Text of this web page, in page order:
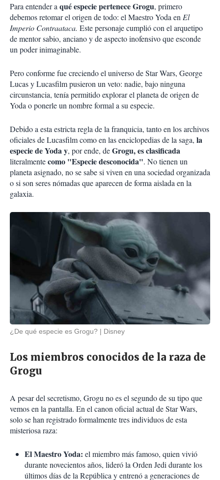
Para entender aqué especie pertenece Grogu, primero
debemos retomar el origen de todo: el Maestro Yoda enEl
Imperio Contraataca. Este personaje cumplió con el arquetipo
de mentor sabio, anciano y de aspecto inofensivo que esconde
un poder inimaginable.
Pero conforme fue creciendo el universo de Star Wars, George
Lucas y Lucasfilm pusieron un veto: nadie, bajo ninguna
circunstancia, tenía permitido explorar el planeta de origen de
Yoda o ponerle un nombre formal a su especie.
Debido a esta estricta regla de la franquicia, tanto en los archivos
oficiales de Lucasfilm como en las enciclopedias de la saga, la
especie de Yoda y, por ende, deGrogu, es clasificada
literalmentecomo "Especie desconocida". No tienen un
planeta asignado, no se sabe si viven en una sociedad organizada
o si son seres nómadas que aparecen de forma aislada en la
galaxia.
¿De qué especie es Grogu? Disney
Los miembros conocidos de la raza de
Grogu
A pesar del secretismo, Grogu no es el segundo de su tipo que
vemos en la pantalla. En el canon oficial actual de Star Wars,
solo se han registrado formalmente tres individuos de esta
misteriosa raza:
El Maestro Yoda: el miembro más famoso, quien vivió
durante novecientos años, lideró la Orden Jedi durante los
últimos días de la República y entrenó a generaciones de